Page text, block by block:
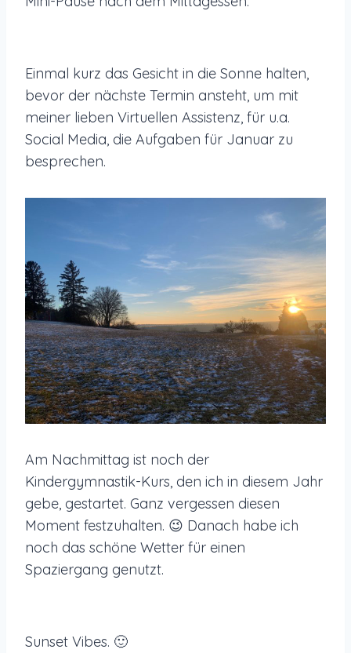
Einmal kurz das Gesicht in die Sonne halten,
bevor der nächste Termin ansteht, um mit
meiner lieben Virtuellen Assistenz, für u.a.
Social Media, die Aufgaben für Januar zu
besprechen.
Am Nachmittag ist noch der
Kindergymnastik-Kurs, den ich in diesem Jahr
gebe, gestartet. Ganz vergessen diesen
Moment festzuhalten. 😉 Danach habe ich
noch das schöne Wetter für einen
Spaziergang genutzt.
Sunset Vibes. 🙂